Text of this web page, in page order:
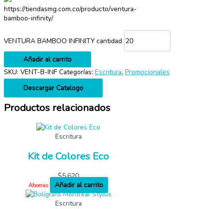
https://tiendasmg.com.co/producto/ventura-
bamboo-infinity/
VENTURA BAMBOO INFINITY cantidad
Añadir al carrito
SKU: VENT-B-INF Categorías: Escritura, Promocionales
Descargar Catalogo
Productos relacionados
Escritura
Kit de Colores Eco
$5,620
Ahorras
Añadir al carrito
Escritura